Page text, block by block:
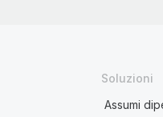
Soluzioni
Assumi